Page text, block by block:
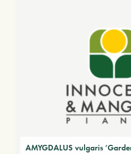
AMYGDALUS vulgaris